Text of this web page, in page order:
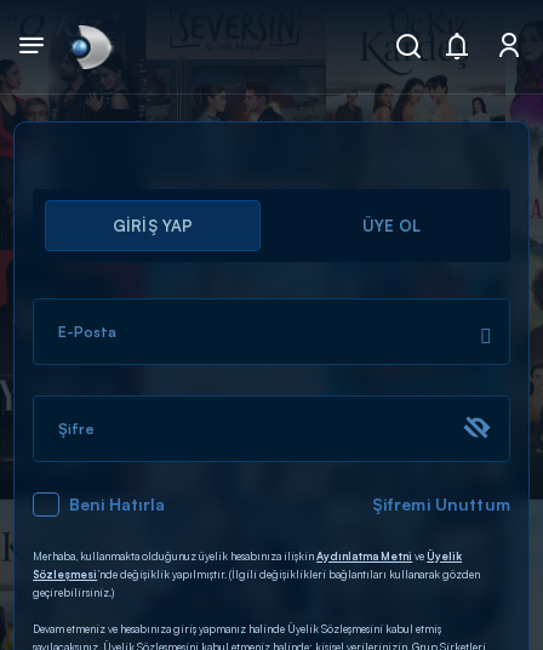
Arama
ARAMA SONUÇLARI
DİĞER SONUÇLAR
GİRİŞ YAP ÜYE OL
E-Posta
Şifre
Beni Hatırla Şifremi Unuttum
Merhaba, kullanmakta olduğunuz üyelik hesabınıza ilişkinAydınlatma Metni veÜyelik
Sözleşmesi’nde değişiklik yapılmıştır. (İlgili değişiklikleri bağlantıları kullanarak gözden
geçirebilirsiniz.)
Devam etmeniz ve hesabınıza giriş yapmanız halinde Üyelik Sözleşmesini kabul etmiş
sayılacaksınız. Üyelik Sözleşmesini kabul etmeniz halinde; kişisel verilerinizin, Grup Şirketleri